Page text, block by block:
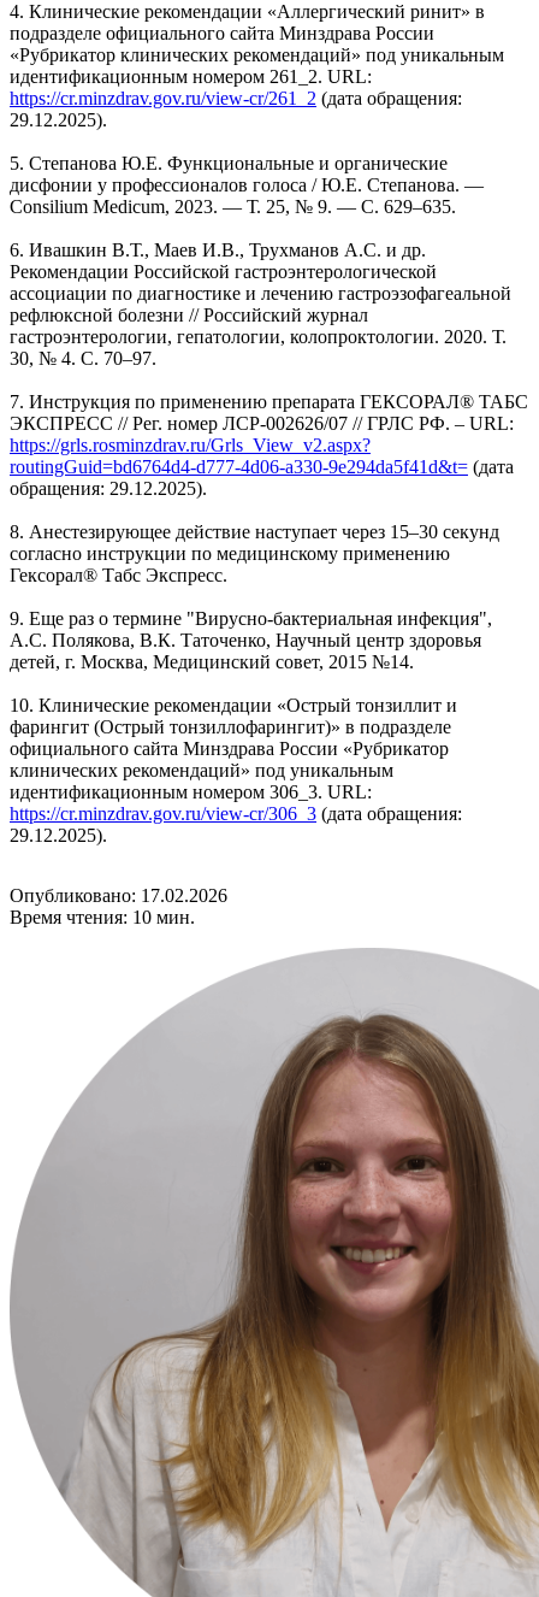
4. Клинические рекомендации «Аллергический ринит» в
подразделе официального сайта Минздрава России
«Рубрикатор клинических рекомендаций» под уникальным
идентификационным номером 261_2. URL:
https://cr.minzdrav.gov.ru/view-cr/261_2 (дата обращения:
29.12.2025).
5. Степанова Ю.Е. Функциональные и органические
дисфонии у профессионалов голоса / Ю.Е. Степанова. —
Consilium Medicum, 2023. — Т. 25, № 9. — С. 629–635.
6. Ивашкин В.Т., Маев И.В., Трухманов А.С. и др.
Рекомендации Российской гастроэнтерологической
ассоциации по диагностике и лечению гастроэзофагеальной
рефлюксной болезни // Российский журнал
гастроэнтерологии, гепатологии, колопроктологии. 2020. Т.
30, № 4. С. 70–97.
7. Инструкция по применению препарата ГЕКСОРАЛ® ТАБС
ЭКСПРЕСС // Рег. номер ЛСР-002626/07 // ГРЛС РФ. – URL:
https://grls.rosminzdrav.ru/Grls_View_v2.aspx?
routingGuid=bd6764d4-d777-4d06-a330-9e294da5f41d&t= (дата
обращения: 29.12.2025).
8. Анестезирующее действие наступает через 15–30 секунд
согласно инструкции по медицинскому применению
Гексорал® Табс Экспресс.
9. Еще раз о термине "Вирусно-бактериальная инфекция",
А.С. Полякова, В.К. Таточенко, Научный центр здоровья
детей, г. Москва, Медицинский совет, 2015 №14.
10. Клинические рекомендации «Острый тонзиллит и
фарингит (Острый тонзиллофарингит)» в подразделе
официального сайта Минздрава России «Рубрикатор
клинических рекомендаций» под уникальным
идентификационным номером 306_3. URL:
https://cr.minzdrav.gov.ru/view-cr/306_3 (дата обращения:
29.12.2025).
Опубликовано: 17.02.2026
Время чтения: 10 мин.